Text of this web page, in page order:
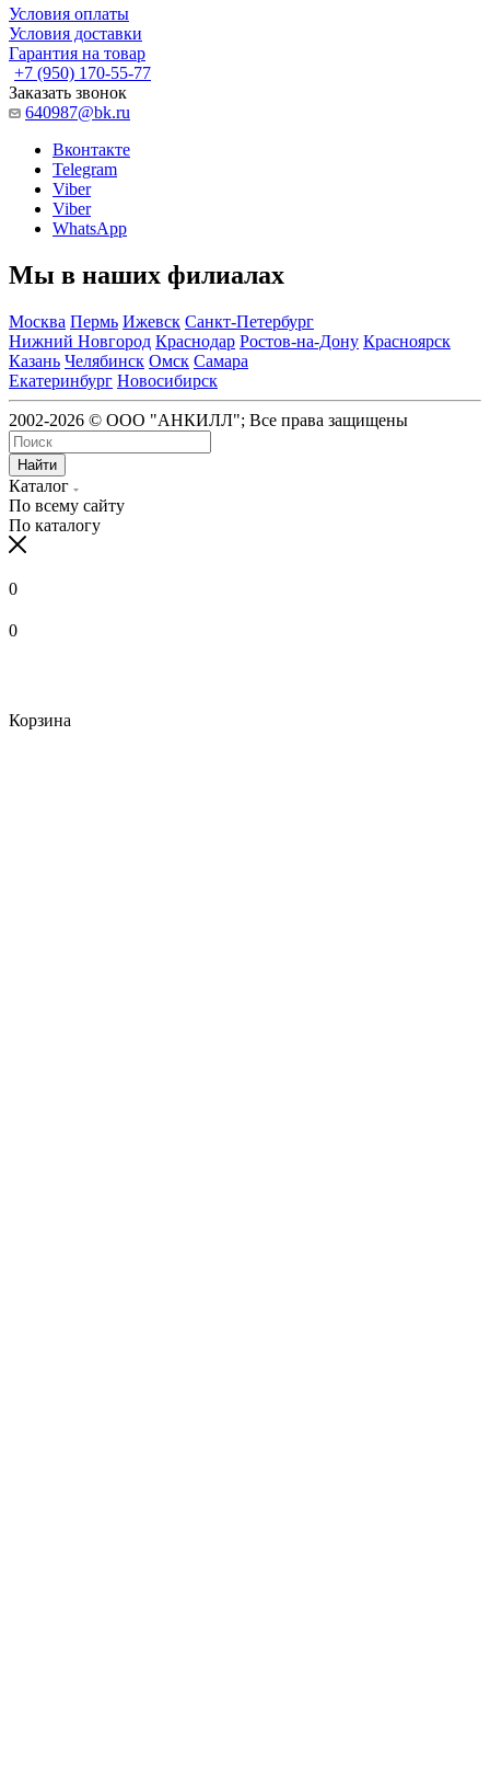
Условия оплаты
Условия доставки
Гарантия на товар
+7 (950) 170-55-77
Заказать звонок
640987@bk.ru
Вконтакте
Telegram
Viber
Viber
WhatsApp
Мы в наших филиалах
Москва Пермь Ижевск Санкт-Петербург
Нижний Новгород Краснодар Ростов-на-Дону Красноярск
Казань Челябинск Омск Самара
Екатеринбург Новосибирск
2002-2026 © ООО "АНКИЛЛ"; Все права защищены
Найти
Каталог
По всему сайту
По каталогу
0
0
Корзина